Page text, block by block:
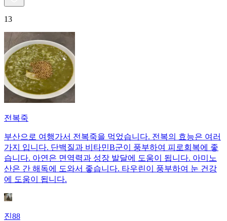
13
전복죽
부산으로 여행가서 전복죽을 먹었습니다. 전복의 효능은 여러
가지 입니다. 단백질과 비타민B군이 풍부하여 피로회복에 좋
습니다. 아연은 면역력과 성장 발달에 도움이 됩니다. 아미노
산은 간 해독에 도와서 좋습니다. 타우린이 풍부하여 눈 건강
에 도움이 됩니다.
진88